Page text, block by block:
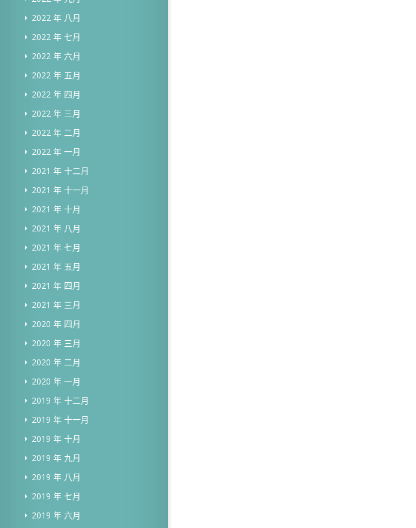
2022 年 八月
2022 年 七月
2022 年 六月
2022 年 五月
2022 年 四月
2022 年 三月
2022 年 二月
2022 年 一月
2021 年 十二月
2021 年 十一月
2021 年 十月
2021 年 八月
2021 年 七月
2021 年 五月
2021 年 四月
2021 年 三月
2020 年 四月
2020 年 三月
2020 年 二月
2020 年 一月
2019 年 十二月
2019 年 十一月
2019 年 十月
2019 年 九月
2019 年 八月
2019 年 七月
2019 年 六月